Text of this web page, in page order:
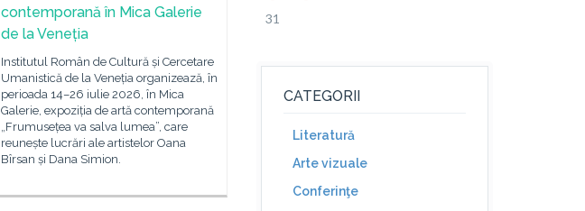
contemporană în Mica Galerie
de la Veneția
Institutul Român de Cultură și Cercetare
Umanistică de la Veneția organizează, în
perioada 14–26 iulie 2026, în Mica
Galerie, expoziția de artă contemporană
„Frumusețea va salva lumea”, care
reunește lucrări ale artistelor Oana
Bîrsan și Dana Simion.
31
CATEGORII
Literatură
Arte vizuale
Conferinţe